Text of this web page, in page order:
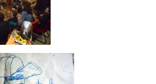
place Vendôme